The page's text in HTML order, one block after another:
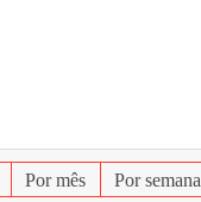
Por mês Por semana